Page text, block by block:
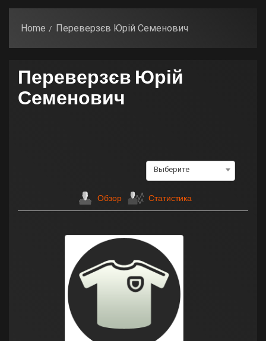
Home Переверзєв Юрій Семенович
Переверзєв Юрій
Семенович
Выберите
Обзор Статистика